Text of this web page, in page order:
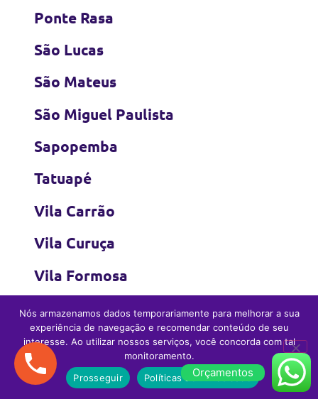
Ponte Rasa
São Lucas
São Mateus
São Miguel Paulista
Sapopemba
Tatuapé
Vila Carrão
Vila Curuça
Vila Formosa
Vila Jacuí
Vila Matilde
Vila Prudente
Orçamentos
Nós armazenamos dados temporariamente para melhorar a sua
experiência de navegação e recomendar conteúdo de seu
interesse. Ao utilizar nossos serviços, você concorda com tal
monitoramento.
Prosseguir
Políticas de Privacidade